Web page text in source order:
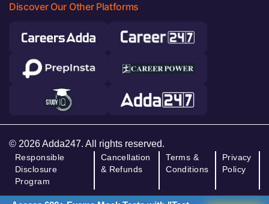
Discover Our Other Platforms
© 2026 Adda247. All rights reserved.
Responsible
Disclosure
Program
Cancellation
& Refunds
Terms &
Conditions
Privacy
Policy